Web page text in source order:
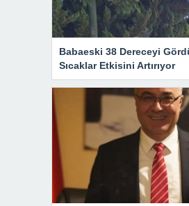
Babaeski 38 Dereceyi
Sıcaklar Etkisini Artırıyor